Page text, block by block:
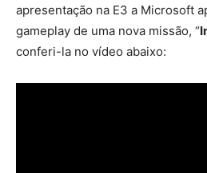
apresentação na E3 a Microsoft
gameplay de uma nova missão, “
conferi-la no vídeo abaixo: